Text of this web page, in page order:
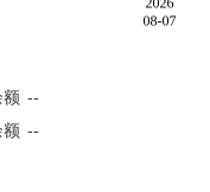
--
--